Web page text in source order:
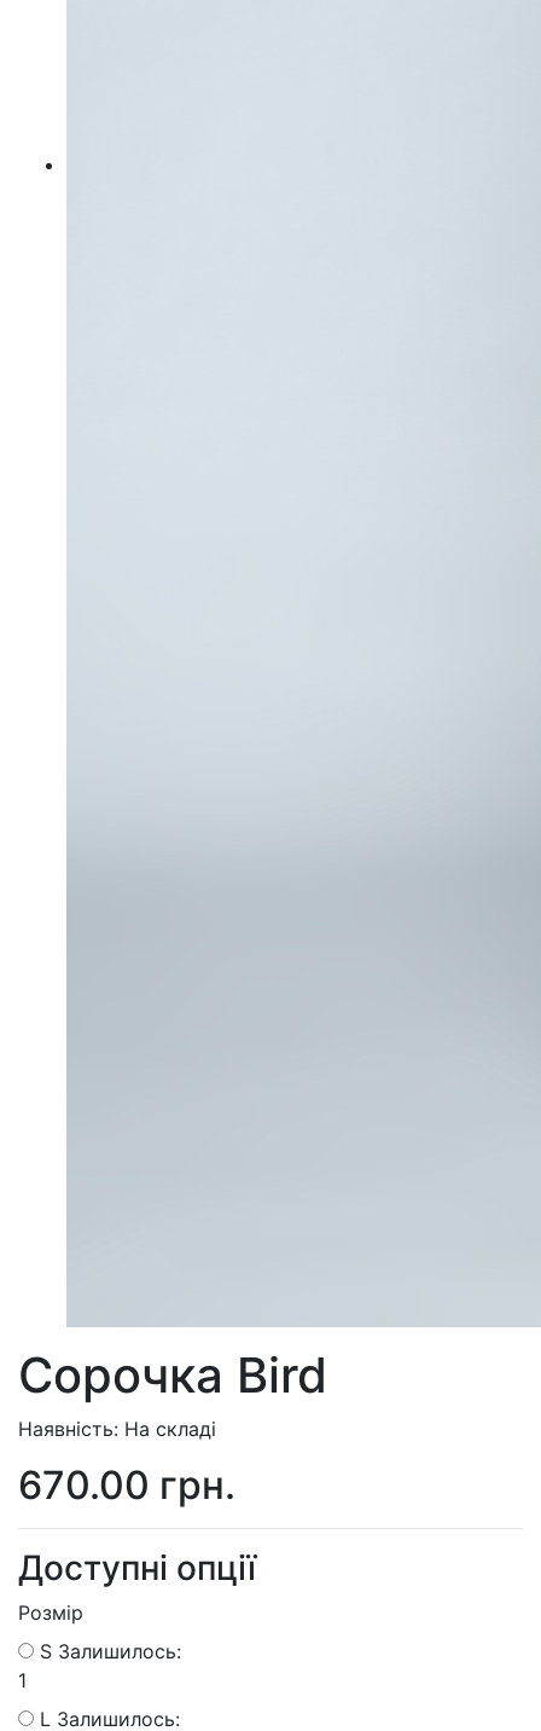
Сорочка Bird
Наявність: На складі
670.00 грн.
Доступні опції
Розмір
S Залишилось:
1
L Залишилось: